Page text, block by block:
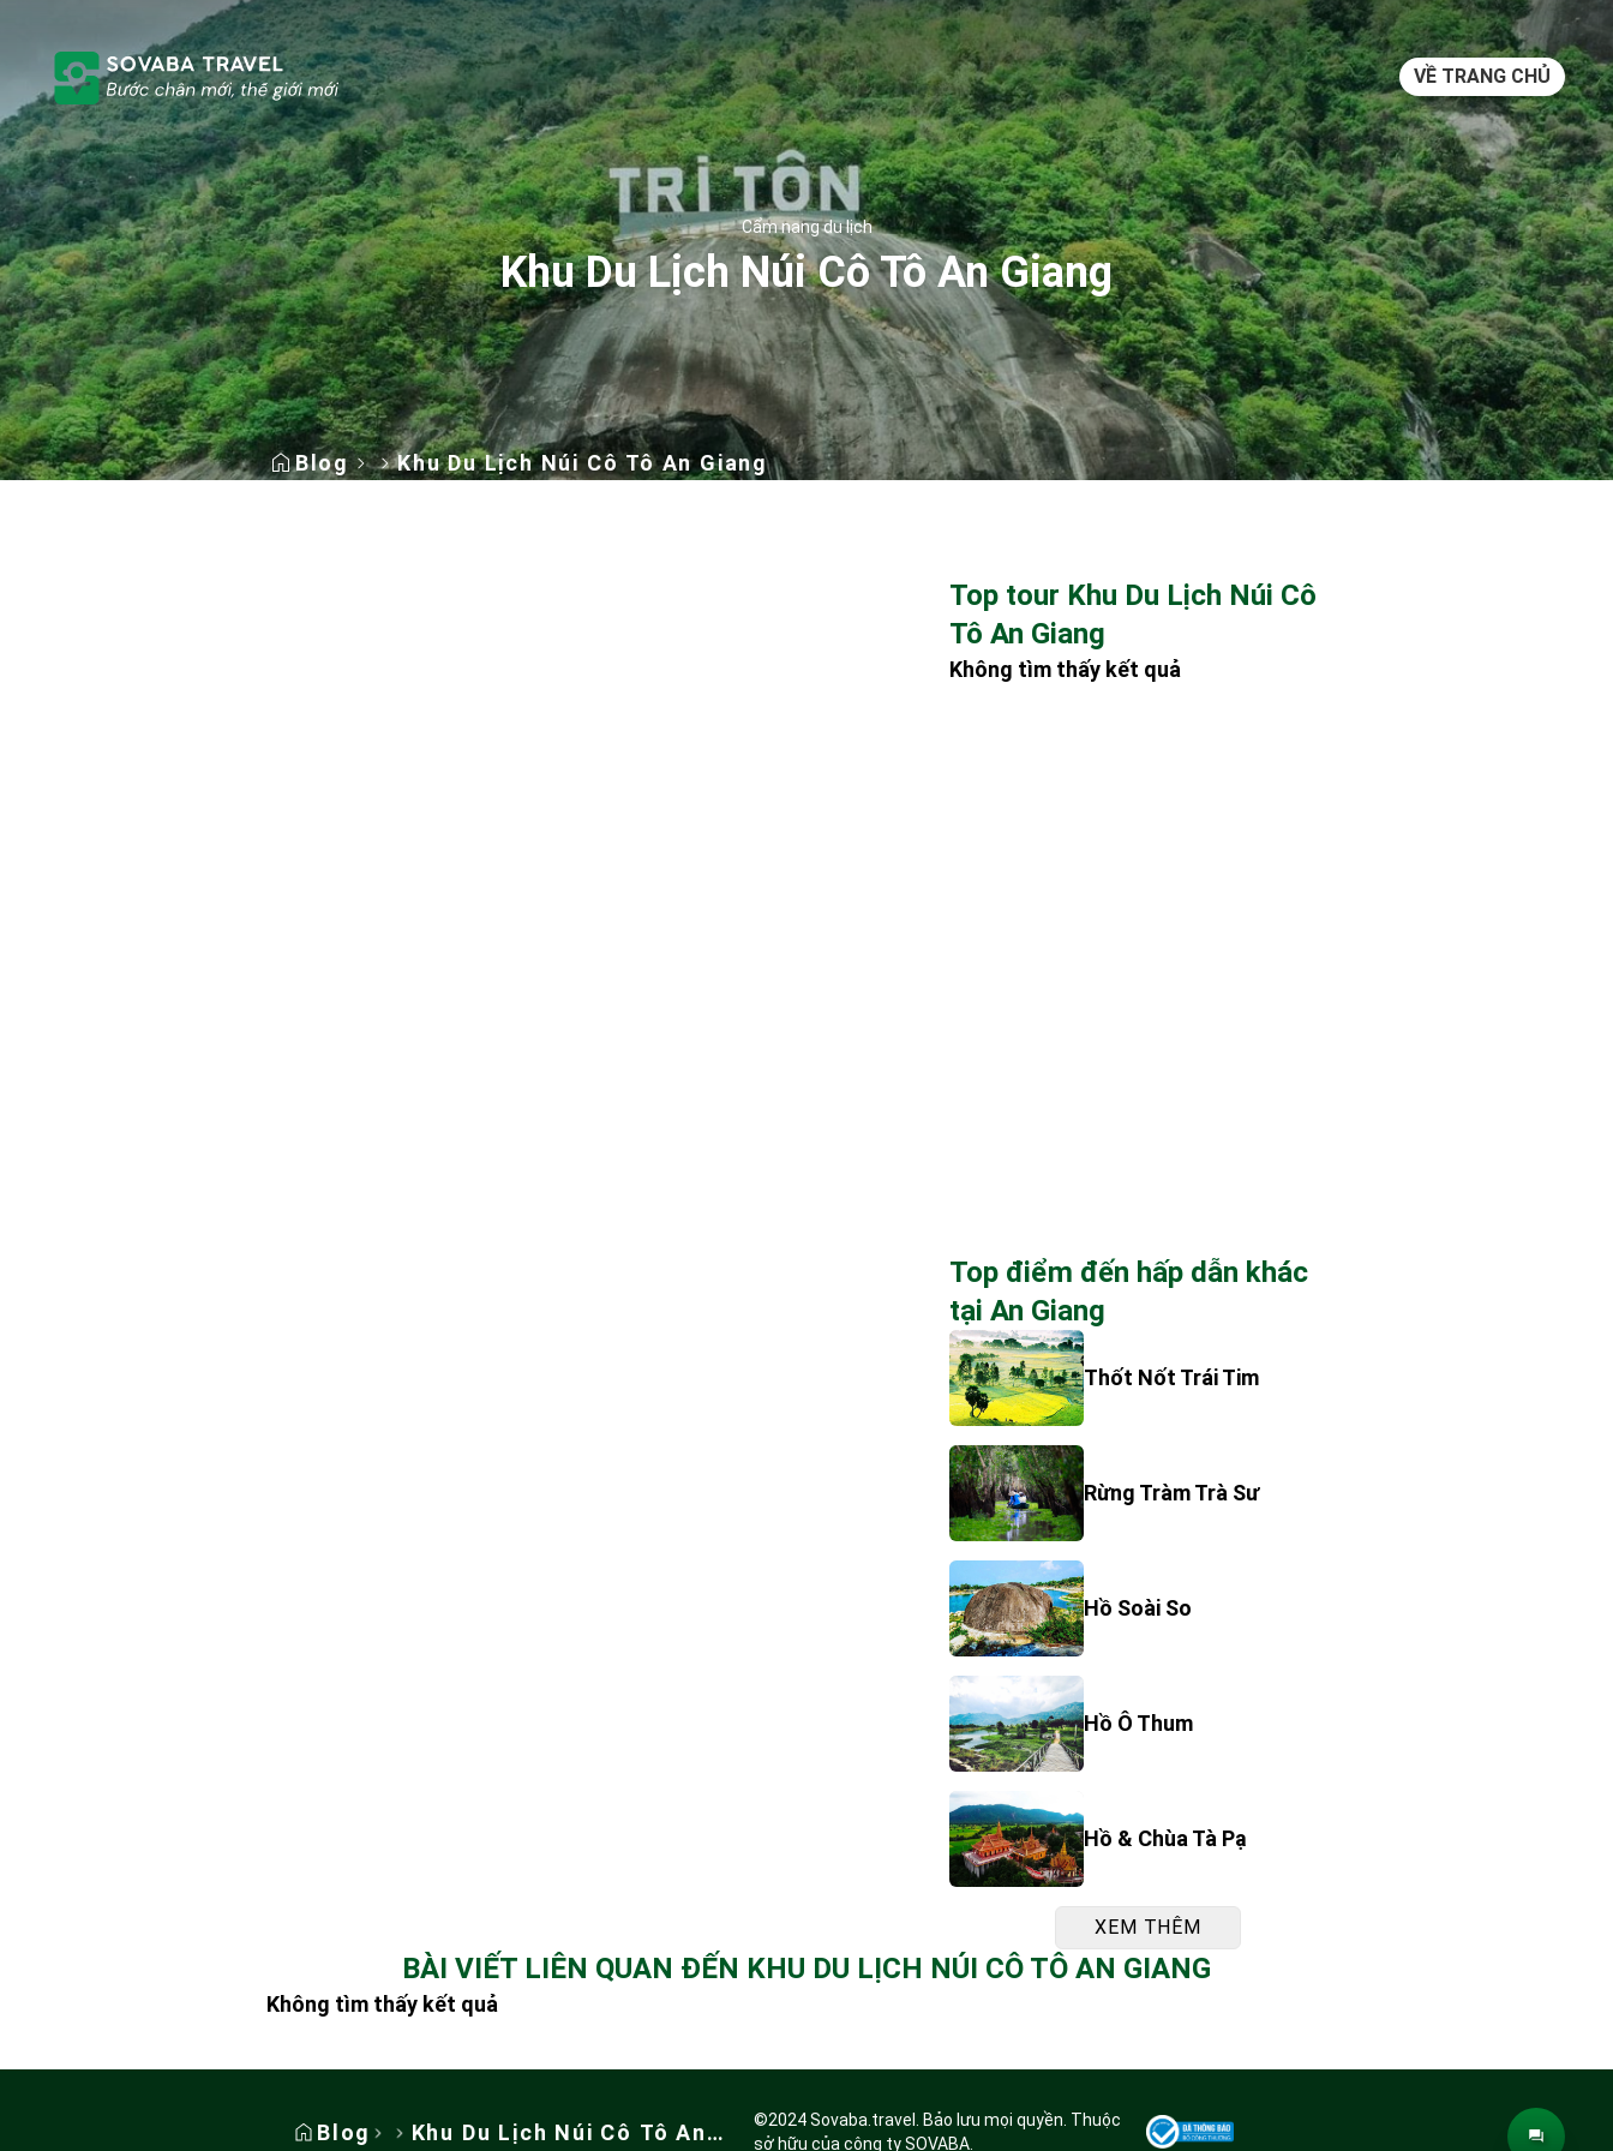
VỀ TRANG CHỦ
Cẩm nang du lịch
Khu Du Lịch Núi Cô Tô An Giang
Blog Khu Du Lịch Núi Cô Tô An Giang
Top tour Khu Du Lịch Núi Cô
Tô An Giang
Không tìm thấy kết quả
Top điểm đến hấp dẫn khác
tại An Giang
Thốt Nốt Trái Tim
Rừng Tràm Trà Sư
Hồ Soài So
Hồ Ô Thum
Hồ & Chùa Tà Pạ
XEM THÊM
BÀI VIẾT LIÊN QUAN ĐẾN KHU DU LỊCH NÚI CÔ TÔ AN GIANG
Không tìm thấy kết quả
Blog Khu Du Lịch Núi Cô Tô An
©2024 Sovaba.travel. Bảo lưu mọi quyền. Thuộc
sở hữu của công ty SOVABA.